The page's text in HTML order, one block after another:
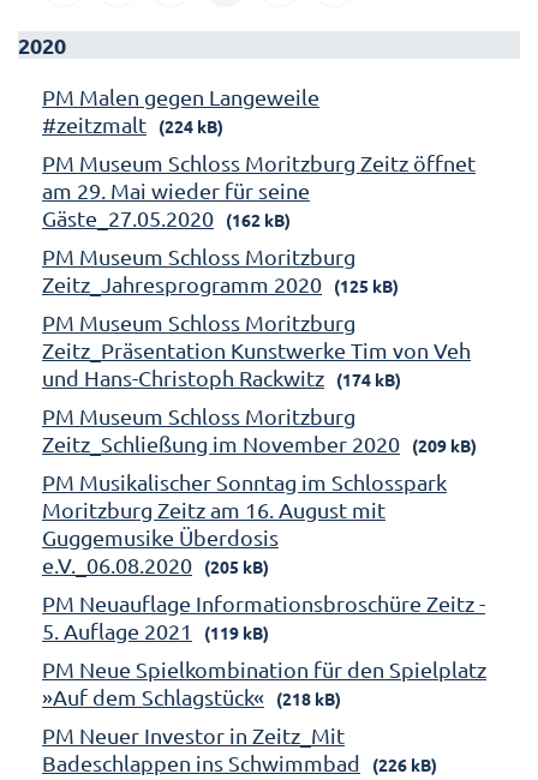
2020
PM Malen gegen Langeweile
#zeitzmalt
(224 kB)
PM Museum Schloss Moritzburg Zeitz öffnet
am 29. Mai wieder für seine
Gäste_27.05.2020
(162 kB)
PM Museum Schloss Moritzburg
Zeitz_Jahresprogramm 2020
(125 kB)
PM Museum Schloss Moritzburg
Zeitz_Präsentation Kunstwerke Tim von Veh
und Hans-Christoph Rackwitz
(174 kB)
PM Museum Schloss Moritzburg
Zeitz_Schließung im November 2020
(209 kB)
PM Musikalischer Sonntag im Schlosspark
Moritzburg Zeitz am 16. August mit
Guggemusike Überdosis
e.V._06.08.2020
(205 kB)
PM Neuauflage Informationsbroschüre Zeitz -
5. Auflage 2021
(119 kB)
PM Neue Spielkombination für den Spielplatz
»Auf dem Schlagstück«
(218 kB)
PM Neuer Investor in Zeitz_Mit
Badeschlappen ins Schwimmbad
(226 kB)